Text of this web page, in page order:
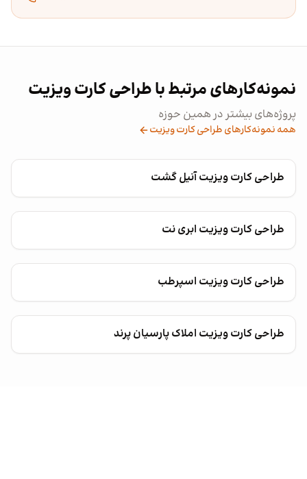
نمونه‌کارهای مرتبط با طراحی کارت ویزیت
پروژه‌های بیشتر در همین حوزه
همه نمونه‌کارهای طراحی کارت ویزیت
طراحی کارت ویزیت آنیل گشت
طراحی کارت ویزیت ابری نت
طراحی کارت ویزیت اسپرطب
طراحی کارت ویزیت املاک پارسیان پرند